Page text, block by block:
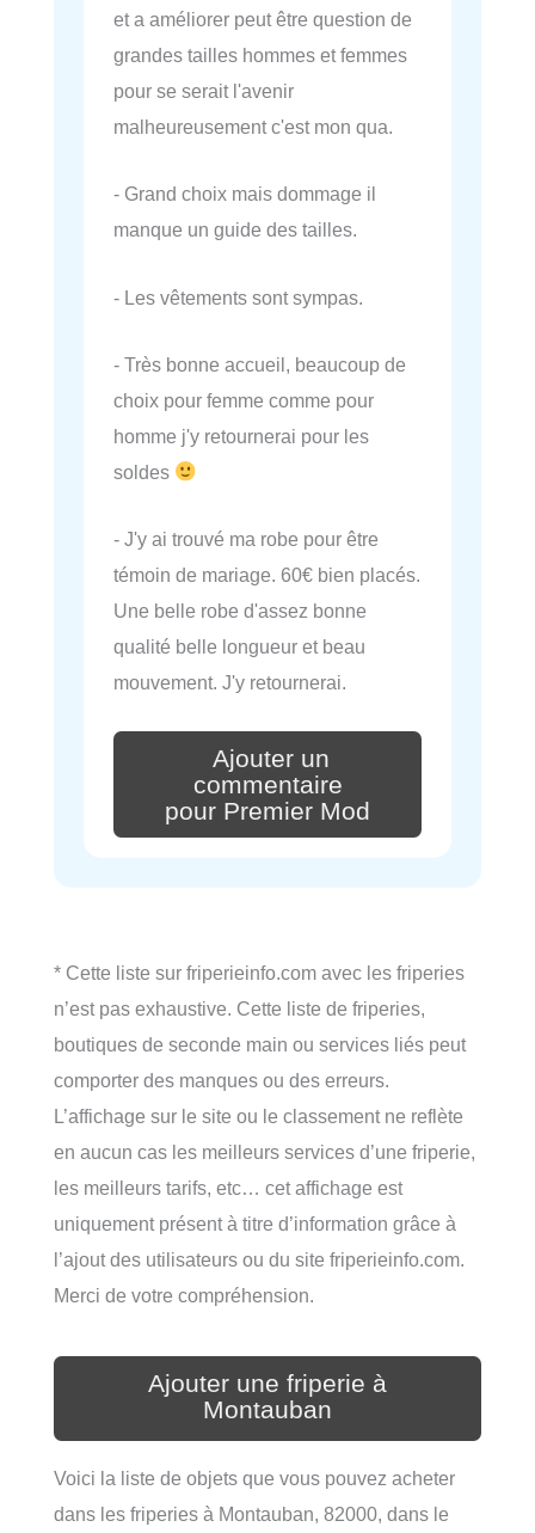
et a améliorer peut être question de
grandes tailles hommes et femmes
pour se serait l'avenir
malheureusement c'est mon qua.
- Grand choix mais dommage il
manque un guide des tailles.
- Les vêtements sont sympas.
- Très bonne accueil, beaucoup de
choix pour femme comme pour
homme j'y retournerai pour les
soldes
- J'y ai trouvé ma robe pour être
témoin de mariage. 60€ bien placés.
Une belle robe d'assez bonne
qualité belle longueur et beau
mouvement. J'y retournerai.
Ajouter un
commentaire
pour Premier Mod
* Cette liste sur friperieinfo.com avec les friperies
n’est pas exhaustive. Cette liste de friperies,
boutiques de seconde main ou services liés peut
comporter des manques ou des erreurs.
L’affichage sur le site ou le classement ne reflète
en aucun cas les meilleurs services d’une friperie,
les meilleurs tarifs, etc… cet affichage est
uniquement présent à titre d’information grâce à
l’ajout des utilisateurs ou du site friperieinfo.com.
Merci de votre compréhension.
Ajouter une friperie à
Montauban
Voici la liste de objets que vous pouvez acheter
dans les friperies à Montauban, 82000, dans le